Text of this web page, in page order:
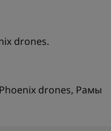
drones.
drones, Рамы